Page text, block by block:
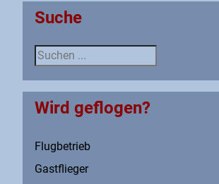
Suche
Suche
Wird geflogen?
Flugbetrieb
Gastflieger